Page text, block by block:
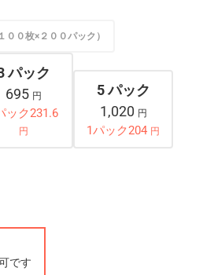
００枚×２００パック）
パック
695 円
ック231.6
円
5 パック
1,020 円
1パック204 円
です